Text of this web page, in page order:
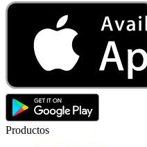
Productos